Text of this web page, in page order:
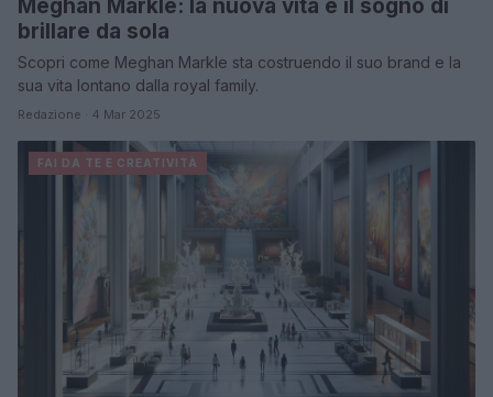
Meghan Markle: la nuova vita e il sogno di
brillare da sola
Scopri come Meghan Markle sta costruendo il suo brand e la
sua vita lontano dalla royal family.
Redazione · 4 Mar 2025
FAI DA TE E CREATIVITÀ